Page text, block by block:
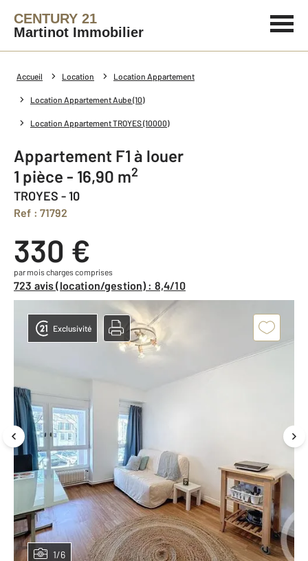
CENTURY 21
Martinot Immobilier
Accueil Location Location Appartement
Location Appartement Aube (10)
Location Appartement TROYES (10000)
Appartement F1 à louer
1 pièce - 16,90 m2
TROYES - 10
Ref : 71792
330 €
par mois charges comprises
723 avis (location/gestion) : 8,4/10
1/6
Exclusivité